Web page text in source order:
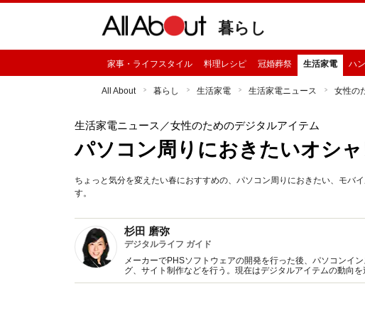
暮らし
家事・ライフスタイル 料理レシピ 冠婚葬祭 生活家電 ハ
All About 暮らし 生活家電 生活家電ニュース 女性の
生活家電ニュース ／女性のためのデジタルアイテム
パソコン周りにおきたいオシ
ちょっと気分を変えたい春におすすめの、パソコン周りにおきたい、モバ
す。
杉田 磨弥
デジタルライフ ガイド
メーカーでPHSソフトウェアの開発を行った後、パソコンイ
グ、サイト制作などを行う。現在はデジタルアイテムの動向
ング活動も合わせて行うことで、その企業の力をさらに高め